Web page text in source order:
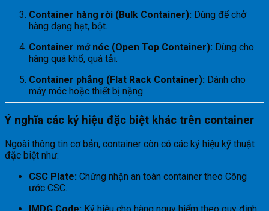
Container hàng rời (Bulk Container): Dùng để chở
hàng dạng hạt, bột.
Container mở nóc (Open Top Container): Dùng cho
hàng quá khổ, quá tải.
Container phẳng (Flat Rack Container): Dành cho
máy móc hoặc thiết bị nặng.
Ý nghĩa các ký hiệu đặc biệt khác trên container
Ngoài thông tin cơ bản, container còn có các ký hiệu kỹ thuật
đặc biệt như:
CSC Plate: Chứng nhận an toàn container theo Công
ước CSC.